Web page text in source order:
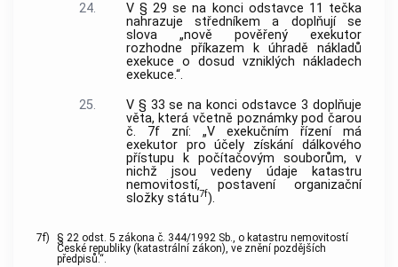
24.
V § 29 se na konci odstavce 11 tečka
nahrazuje středníkem a doplňují se
slova „nově pověřený exekutor
rozhodne příkazem k úhradě nákladů
exekuce o dosud vzniklých nákladech
exekuce.“.
25.
V § 33 se na konci odstavce 3 doplňuje
věta, která včetně poznámky pod čarou
č. 7f zní: „V exekučním řízení má
exekutor pro účely získání dálkového
přístupu k počítačovým souborům, v
nichž jsou vedeny údaje katastru
nemovitostí, postavení organizační
složky státu7f).
7f)
§ 22 odst. 5 zákona č. 344/1992 Sb., o katastru nemovitostí
České republiky (katastrální zákon), ve znění pozdějších
předpisů.“.